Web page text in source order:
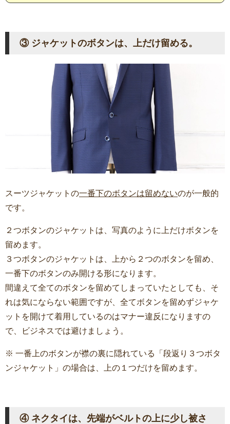
③ ジャケットのボタンは、上だけ留める。
スーツジャケットの一番下のボタンは留めないのが一般的
です。
２つボタンのジャケットは、写真のように上だけボタンを
留めます。
３つボタンのジャケットは、上から２つのボタンを留め、
一番下のボタンのみ開ける形になります。
間違えて全てのボタンを留めてしまっていたとしても、そ
れは気にならない範囲ですが、全てボタンを留めずジャケ
ットを開けて着用しているのはマナー違反になりますの
で、ビジネスでは避けましょう。
※ 一番上のボタンが襟の裏に隠れている「段返り３つボタ
ンジャケット」の場合は、上の１つだけを留めます。
④ ネクタイは、先端がベルトの上に少し被さ